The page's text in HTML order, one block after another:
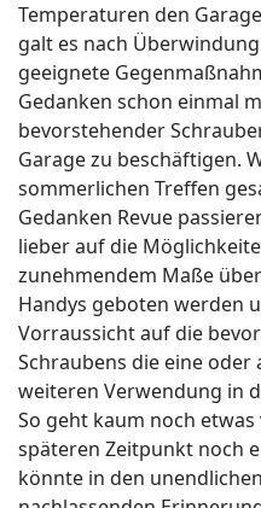
Temperaturen den
galt es nach
geeignete
Gedanken schon einmal
bevorstehender
Garage zu beschäftigen.
sommerlichen Treffen
Gedanken Revue
lieber auf die
zunehmendem Maße
Handys geboten werden
Vorraussicht auf die
Schraubens die eine
weiteren Verwendung in
So geht kaum noch
späteren Zeitpunkt noch
könnte in den